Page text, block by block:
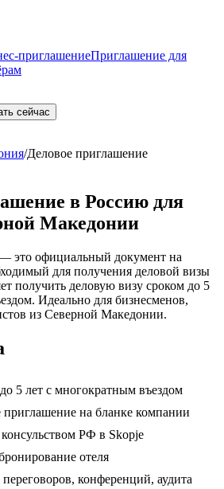
приглашениеПриглашение для
сейчас
/Деловое приглашение
в Россию для
Македонии
это официальный документ на
для получения деловой визы
получить деловую визу сроком до 5
Идеально для бизнесменов,
из Северной Македонии.
5 лет с многократным въездом
на бланке компании
РФ в Skopje
отеля
конференций, аудита